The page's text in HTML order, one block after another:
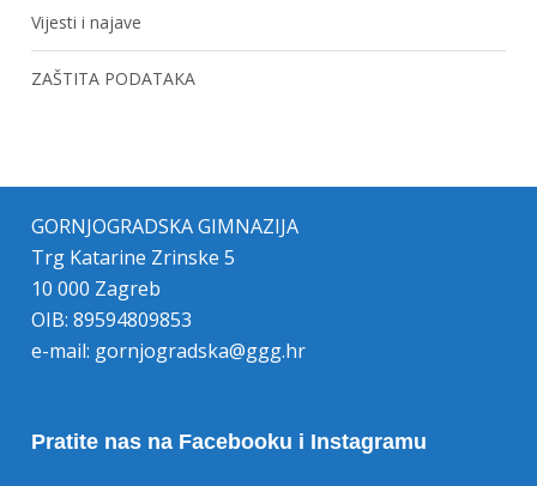
Vijesti i najave
ZAŠTITA PODATAKA
GORNJOGRADSKA GIMNAZIJA
Trg Katarine Zrinske 5
10 000 Zagreb
OIB: 89594809853
e-mail: gornjogradska@ggg.hr
Pratite nas na Facebooku i Instagramu